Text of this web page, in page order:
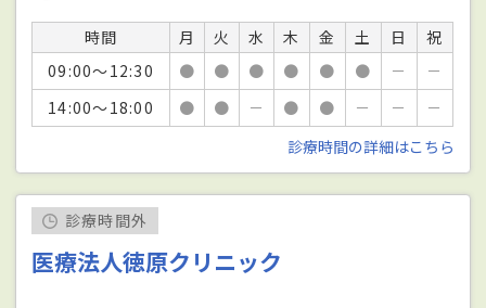
時間 月 火 水 木 金 土 日
祝
09:00～12:30
● ● ● ● ● ● －
－
14:00～18:00
● ● － ● ● － －
－
診療時間の詳細はこちら
診療時間外
医療法人徳原クリニック